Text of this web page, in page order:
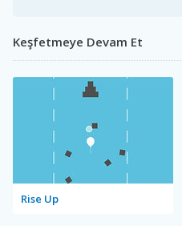
Keşfetmeye Devam Et
Rise Up